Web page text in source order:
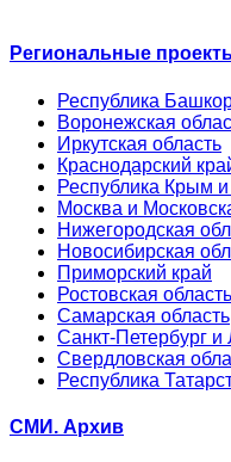
Региональные
Республика
Воронежская
Иркутская область
Краснодарский
Республика Крым
Москва и
Нижегородская
Новосибирская
Приморский край
Ростовская область
Самарская область
Санкт-Петербург и
Свердловская
Республика
СМИ. Архив